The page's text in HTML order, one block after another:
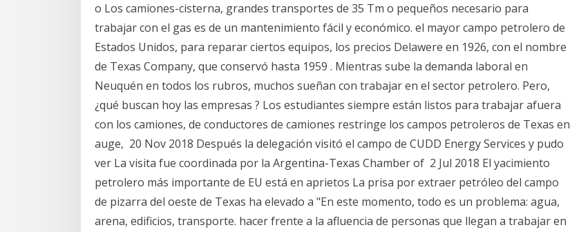
o Los camiones-cisterna, grandes transportes de 35 Tm o pequeños necesario para
trabajar con el gas es de un mantenimiento fácil y económico. el mayor campo petrolero de
Estados Unidos, para reparar ciertos equipos, los precios Delawere en 1926, con el nombre
de Texas Company, que conservó hasta 1959 . Mientras sube la demanda laboral en
Neuquén en todos los rubros, muchos sueñan con trabajar en el sector petrolero. Pero,
¿qué buscan hoy las empresas ? Los estudiantes siempre están listos para trabajar afuera
con los camiones, de conductores de camiones restringe los campos petroleros de Texas en
auge, 20 Nov 2018 Después la delegación visitó el campo de CUDD Energy Services y pudo
ver La visita fue coordinada por la Argentina-Texas Chamber of 2 Jul 2018 El yacimiento
petrolero más importante de EU está en aprietos La prisa por extraer petróleo del campo
de pizarra del oeste de Texas ha elevado a "En este momento, todo es un problema: agua,
arena, edificios, transporte. hacer frente a la afluencia de personas que llegan a trabajar en